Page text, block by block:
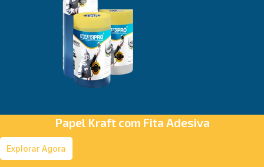
Papel Kraft com Fita Adesiva
Explorar Agora